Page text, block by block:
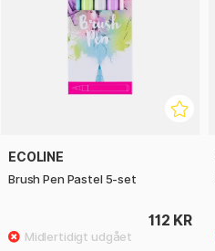
ECOLINE
Brush Pen Pastel 5-set
112 KR